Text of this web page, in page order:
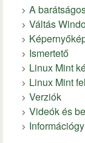
A
Váltás
Ismertető
Linux Mint
Linux Mint
Verziók
Videók és